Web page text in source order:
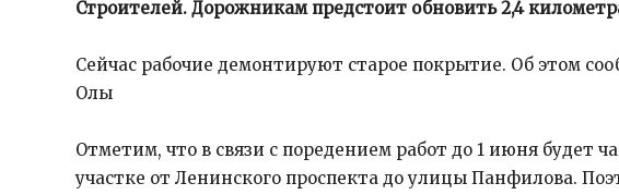
Строителей. Дорожникам предстоит обновить 2,4
Сейчас рабочие демонтируют старое покрытие. Об этом
Олы
Отметим, что в связи с поредением работ до 1 июня будет
участке от Ленинского проспекта до улицы Панфилова.